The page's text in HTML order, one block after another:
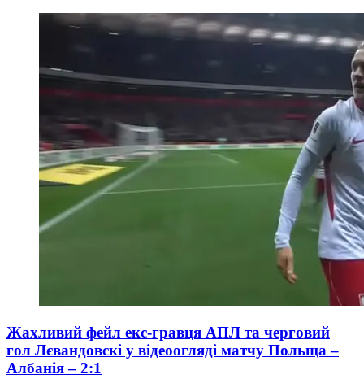
Жахливий фейл екс-гравця АПЛ та черговий
гол Лєвандовскі у відеоогляді матчу Польща –
Албанія – 2:1